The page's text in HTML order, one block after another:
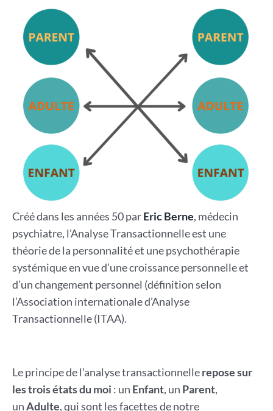
Créé dans les années 50 parEric Berne, médecin
psychiatre, l’Analyse Transactionnelle est une
théorie de la personnalité et une psychothérapie
systémique en vue d’une croissance personnelle et
d’un changement personnel (définition selon
l’Association internationale d’Analyse
Transactionnelle (ITAA).
Le principe de l’analyse transactionnellerepose sur
les trois états du moi : un Enfant, un Parent,
unAdulte, qui sont les facettes de notre